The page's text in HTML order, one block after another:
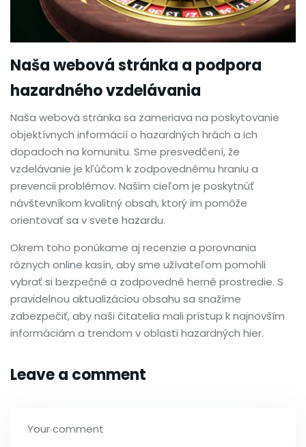
Naša webová stránka a podpora
hazardného vzdelávania
Naša webová stránka sa zameriava na poskytovanie
objektívnych informácií o hazardných hrách a ich
dopadoch na komunitu. Sme presvedčení, že
vzdelávanie je kľúčom k zodpovednému hraniu a
prevencii problémov. Našim cieľom je poskytnúť
návštevníkom kvalitný obsah, ktorý im pomôže
orientovať sa v svete hazardu.
Okrem toho ponúkame aj recenzie a porovnania
rôznych online kasín, aby sme užívateľom pomohli
vybrať si bezpečné a zodpovedné herné prostredie. S
pravidelnou aktualizáciou obsahu sa snažíme
zabezpečiť, aby naši čitatelia mali prístup k najnovším
informáciám a trendom v oblasti hazardných hier.
Leave a comment